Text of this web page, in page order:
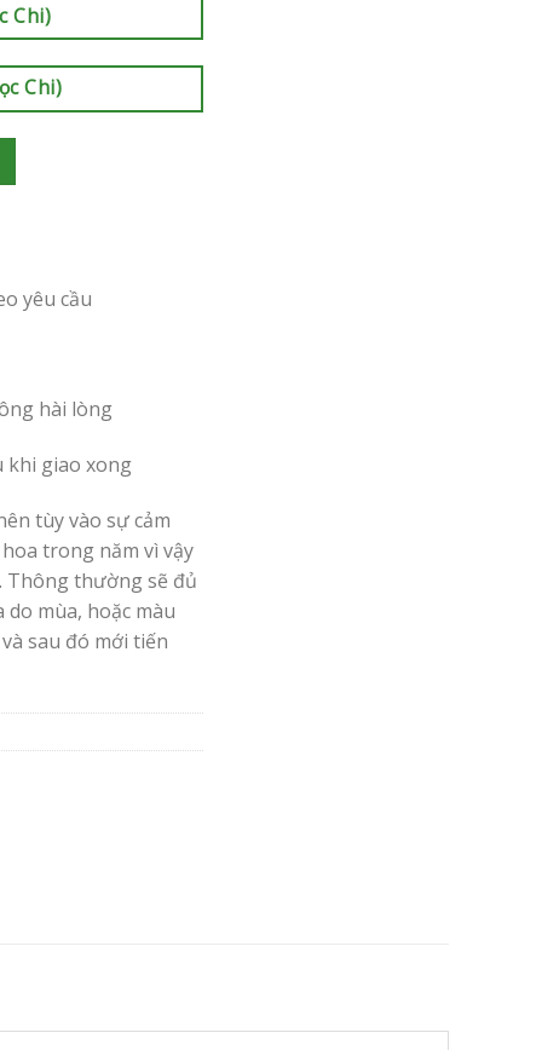
Chi)
Chi)
yêu cầu
hài lòng
khi giao xong
tùy vào sự cảm
trong năm vì vậy
Thông thường sẽ đủ
mùa, hoặc màu
sau đó mới tiến